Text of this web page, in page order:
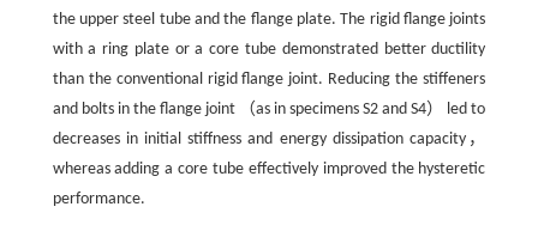
the upper steel tube and the flange plate. The rigid flange joints
with a ring plate or a core tube demonstrated better ductility
than the conventional rigid flange joint. Reducing the stiffeners
and bolts in the flange joint （as in specimens S2 and S4） led to
decreases in initial stiffness and energy dissipation capacity，
whereas adding a core tube effectively improved the hysteretic
performance.